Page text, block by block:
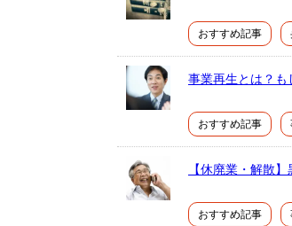
おすすめ記事
事業再生とは？も
おすすめ記事
【休廃業・解散
おすすめ記事